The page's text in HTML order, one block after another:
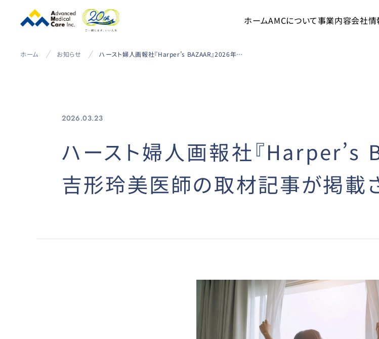
ホームAMCについて事業内容会社情
ホーム お知らせ ハースト婦人画報社『Harper’s BAZAAR』2026年5月号に吉形玲美医師の取材記事が掲載されました
2026.03.23
ハースト婦人画報社『Harper’s
吉形玲美医師の取材記事が掲載